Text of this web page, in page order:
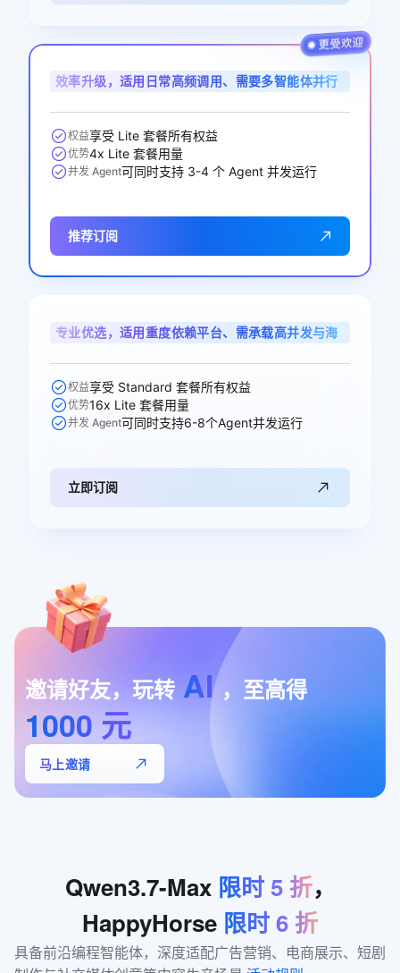
效率升级，适用日常高频调用、需要多智能体并行
权益享受 Lite 套餐所有权益
优势4x Lite 套餐用量
并发 Agent可同时支持 3-4 个 Agent 并发运行
推荐订阅
专业优选，适用重度依赖平台、需承载高并发与海
权益享受 Standard 套餐所有权益
优势16x Lite 套餐用量
并发 Agent可同时支持6-8个Agent并发运行
立即订阅
邀请好友，玩转 AI ，至高得
1000 元
马上邀请
Qwen3.7-Max 限时 5 折，
HappyHorse 限时 6 折
具备前沿编程智能体，深度适配广告营销、电商展示、短剧